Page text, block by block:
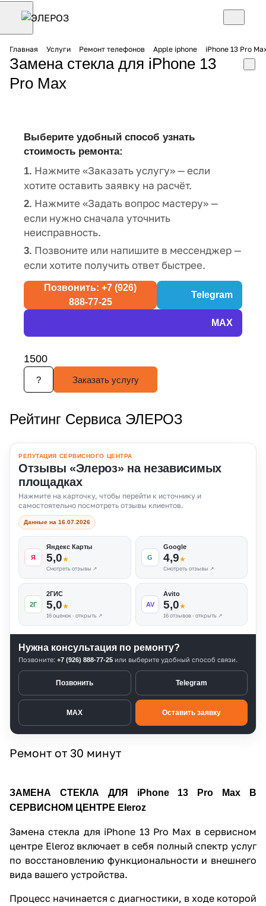
Главная Услуги Ремонт телефонов Apple iphone iPhone 13 Pro
Замена стекла для iPhone 13
Pro Max
Выберите удобный способ узнать
стоимость ремонта:
1. Нажмите «Заказать услугу» — если
хотите оставить заявку на расчёт.
2. Нажмите «Задать вопрос мастеру» —
если нужно сначала уточнить
неисправность.
3. Позвоните или напишите в мессенджер —
если хотите получить ответ быстрее.
Позвонить: +7 (926)
888-77-25
Telegram
MAX
1500
? Заказать услугу
Рейтинг Сервиса ЭЛЕРОЗ
РЕПУТАЦИЯ СЕРВИСНОГО ЦЕНТРА
Отзывы «Элероз» на независимых
площадках
Нажмите на карточку, чтобы перейти к источнику и
самостоятельно посмотреть отзывы клиентов.
Данные на 16.07.2026
Я
Яндекс Карты
5,0★
Смотреть отзывы ↗
G
Google
4,9★
Смотреть отзывы ↗
2Г
2ГИС
5,0★
16 оценок · открыть ↗
AV
Avito
5,0★
16 отзывов · открыть ↗
Нужна консультация по ремонту?
Позвоните: +7 (926) 888-77-25 или выберите удобный способ связи.
Позвонить Telegram
MAX Оставить заявку
Ремонт от 30 минут
ЗАМЕНА СТЕКЛА ДЛЯ iPhone 13 Pro Max В
СЕРВИСНОМ ЦЕНТРЕ Eleroz
Замена стекла для iPhone 13 Pro Max в сервисном
центре Eleroz включает в себя полный спектр услуг
по восстановлению функциональности и внешнего
вида вашего устройства.
Процесс начинается с диагностики, в ходе которой